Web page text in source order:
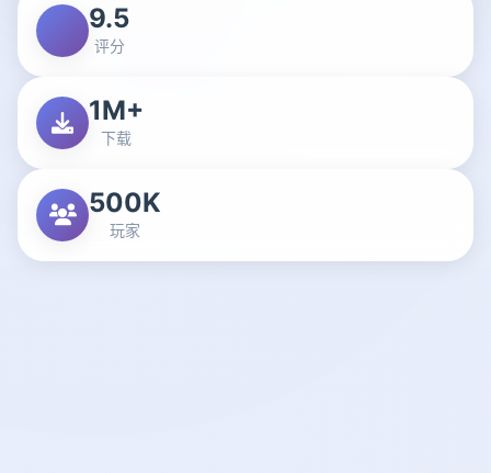
9.5
评分
1M+
下载
500K
玩家